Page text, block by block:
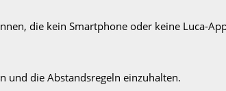
die kein Smartphone oder keine Luca-
und die Abstandsregeln einzuhalten.